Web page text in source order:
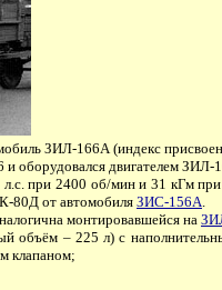
ЗИЛ-166А (индекс
и оборудовался двигателем
л.с. при 2400 об/мин и 31 кГм
80Д от автомобиля ЗИС-156А.
монтировавшейся на
– 225 л) с
клапаном;